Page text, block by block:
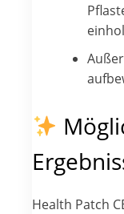
Health Patch